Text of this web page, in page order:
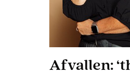
Afvallen: